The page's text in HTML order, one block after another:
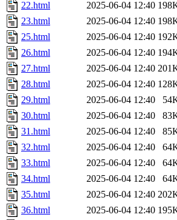
22.html
2025-06-04 12:40
23.html
2025-06-04 12:40
25.html
2025-06-04 12:40
26.html
2025-06-04 12:40
27.html
2025-06-04 12:40
28.html
2025-06-04 12:40
29.html
2025-06-04 12:40
30.html
2025-06-04 12:40
31.html
2025-06-04 12:40
32.html
2025-06-04 12:40
33.html
2025-06-04 12:40
34.html
2025-06-04 12:40
35.html
2025-06-04 12:40
36.html
2025-06-04 12:40